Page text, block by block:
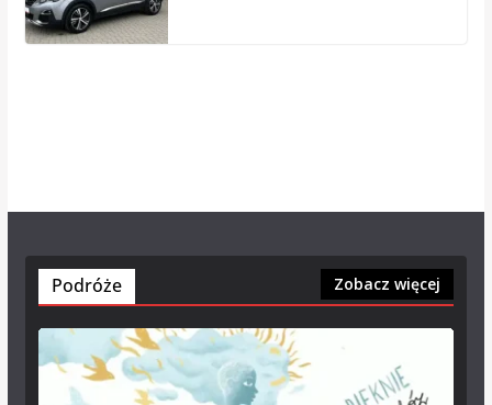
Podróże Zobacz więcej